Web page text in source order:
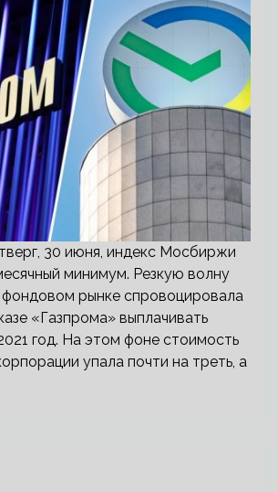
30 июня, индекс Мосбиржи
минимум. Резкую волну
рынке спровоцировала
«Газпрома» выплачивать
год. На этом фоне стоимость
упала почти на треть, а